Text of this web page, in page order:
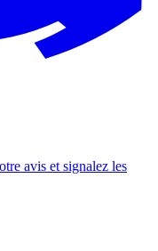
avis et signalez les